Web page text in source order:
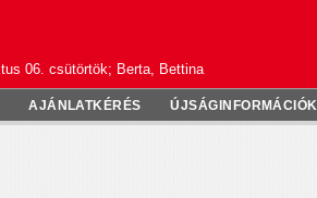
06. csütörtök; Berta, Bettina
AJÁNLATKÉRÉS ÚJSÁGINFORMÁCIÓK